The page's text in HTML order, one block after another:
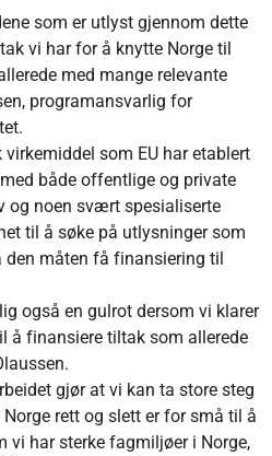
som er utlyst gjennom dette
vi har for å knytte Norge til
med mange relevante
programansvarlig for
som EU har etablert
både offentlige og private
og noen svært spesialiserte
til å søke på utlysninger som
den måten få finansiering til
også en gulrot dersom vi klarer
å finansiere tiltak som allerede
gjør at vi kan ta store steg
rett og slett er for små til å
vi har sterke fagmiljøer i Norge,